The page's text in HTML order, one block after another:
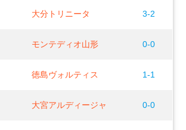
大分トリニータ 3-2
モンテディオ山形 0-0
徳島ヴォルティス 1-1
大宮アルディージャ 0-0